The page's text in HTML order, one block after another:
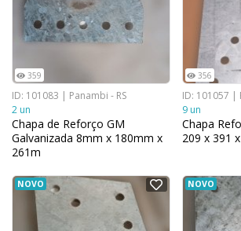
359
ID: 101083 | Panambi - RS
2 un
Chapa de Reforço GM
Galvanizada 8mm x 180mm x
261m
356
ID: 101057 |
9 un
Chapa
209 x 391
NOVO NOVO